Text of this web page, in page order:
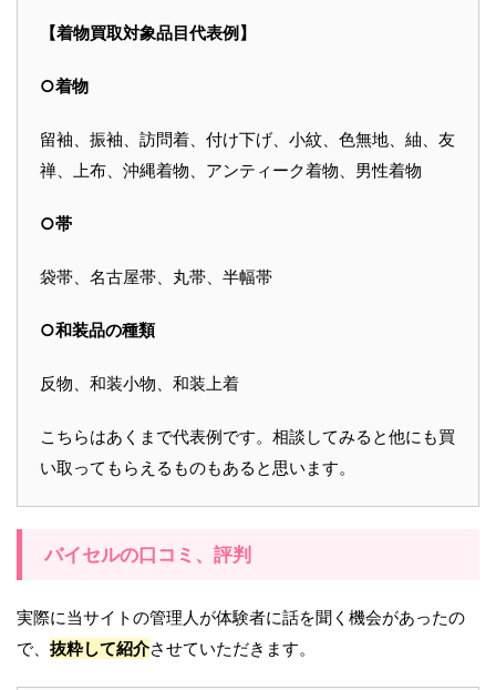
【着物買取対象品目代表例】
○着物
留袖、振袖、訪問着、付け下げ、小紋、色無地、紬、友
禅、上布、沖縄着物、アンティーク着物、男性着物
○帯
袋帯、名古屋帯、丸帯、半幅帯
○和装品の種類
反物、和装小物、和装上着
こちらはあくまで代表例です。相談してみると他にも買
い取ってもらえるものもあると思います。
バイセルの口コミ、評判
実際に当サイトの管理人が体験者に話を聞く機会があったの
で、 抜粋して紹介させていただきます。